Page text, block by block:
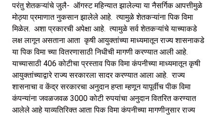
परंतु शेतकऱ्यांचे जुलै- ऑगस्ट महिन्यात झालेल्या या नैसर्गिक आपत्तीमुळे
मोठ्या प्रमाणात नुकसान झालेले आहे. त्यामुळे शेतकऱ्यांना पिक विमा
मिळेल. अशा प्रकारची अपेक्षा आहे. त्यामुळे सर्व शेतकऱ्यांचे याच्याकडे
लक्ष लागून असताना आता कृषी आयुक्तांच्या माध्यमातून राज्य शासनाकडे
या पिक विमा च्या वितरणासाठी निधीची मागणी करण्यात आली आहे.
याच्यासाठी 406 कोटीचा प्रस्ताव पिक विमा कंपनीच्या माध्यमातून कृषी
आयुक्तांच्याद्वारे राज्य सरकारला सादर करण्यात आला आहे. राज्य
शासनाचा व केंद्र सरकारचा अनुदान हप्ता म्हणून यापूर्वीच पीक विमा
कंपन्यांना जवळजवळ 3000 कोटी रुपयांचा अनुदान वितरित करण्यात
आलेले आहे याव्यतिरिक्त आता पिक विमा कंपनीच्या मागणीनुसार राज्य